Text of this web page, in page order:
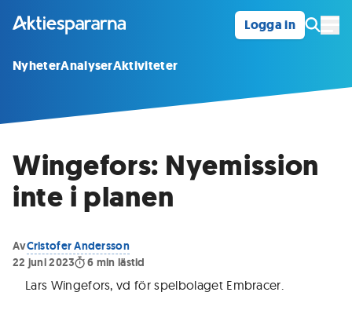
Logga in
NyheterAnalyserAktiviteter
Wingefors: Nyemission
inte i planen
AvCristofer Andersson
22 juni 2023
6 min lästid
Lars Wingefors, vd för spelbolaget Embracer.